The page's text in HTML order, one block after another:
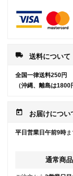
local_shipping 送料について
全国一律送料250円
（沖縄、離島は1800
today お届けについ
平日営業日午前9時ま
通常商品